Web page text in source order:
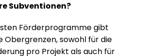
Subventionen?
Förderprogramme gibt
Obergrenzen, sowohl für die
pro Projekt als auch für